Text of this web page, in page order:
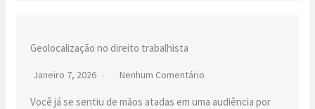
Geolocalização no direito trabalhista
Janeiro 7, 2026 Nenhum Comentário
Você já se sentiu de mãos atadas em uma audiência por